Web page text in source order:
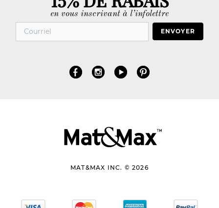
en vous inscrivant à l’infolettre
ENVOYER
MAT&MAX INC. © 2026